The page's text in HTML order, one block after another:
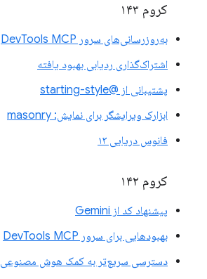
کروم ۱۴۳
به‌روزرسانی‌های سرور DevTools MCP
اشتراک‌گذاری ردیابی بهبود یافته
پشتیبانی از @starting-style
ابزارک ویرایشگر برای نمایش: masonry
فانوس دریایی ۱۳
کروم ۱۴۲
پیشنهاد کد از Gemini
بهبودهایی برای سرور DevTools MCP
دسترسی سریع‌تر به کمک هوش مصنوعی